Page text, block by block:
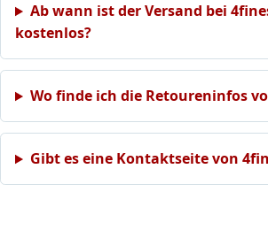
Ab wann ist der Versand bei
kostenlos?
Wo finde ich die Retoureninfos
Gibt es eine Kontaktseite von